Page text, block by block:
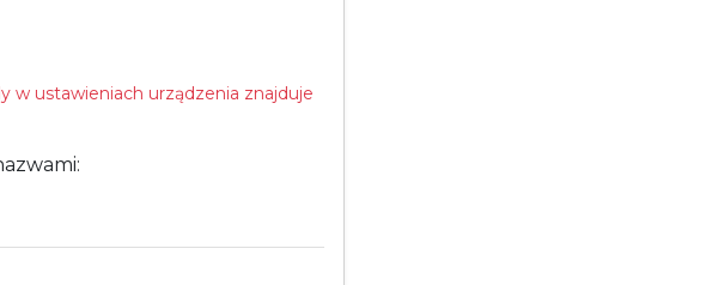
w ustawieniach urządzenia znajduje